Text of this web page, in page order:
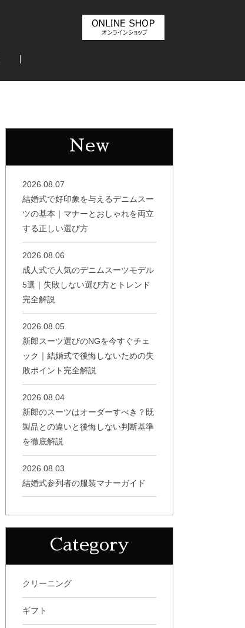
New
2026.08.07
結婚式で好印象を与えるデニムスー
ツの基本｜マナーとおしゃれを両立
する正しい選び方
2026.08.06
成人式で人気のデニムスーツモデル
5選｜失敗しない選び方とトレンド
完全解説
2026.08.05
新郎スーツ選びのNGを今すぐチェ
ック｜結婚式で後悔しないための失
敗ポイント完全解説
2026.08.04
新郎のスーツはオーダーすべき？既
製品との違いと後悔しない判断基準
を徹底解説
2026.08.03
結婚式参列者の服装マナーガイド
Category
クリーニング
ギフト